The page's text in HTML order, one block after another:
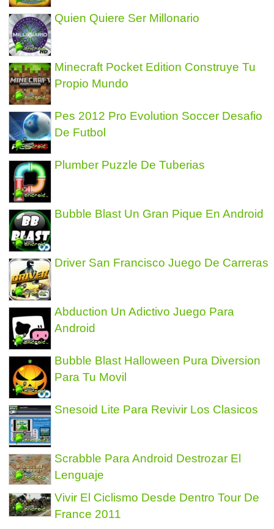
Quien Quiere Ser Millonario
Minecraft Pocket Edition Construye Tu
Propio Mundo
Pes 2012 Pro Evolution Soccer Desafio
De Futbol
Plumber Puzzle De Tuberias
Bubble Blast Un Gran Pique En Android
Driver San Francisco Juego De Carreras
Abduction Un Adictivo Juego Para
Android
Bubble Blast Halloween Pura Diversion
Para Tu Movil
Snesoid Lite Para Revivir Los Clasicos
Scrabble Para Android Destrozar El
Lenguaje
Vivir El Ciclismo Desde Dentro Tour De
France 2011